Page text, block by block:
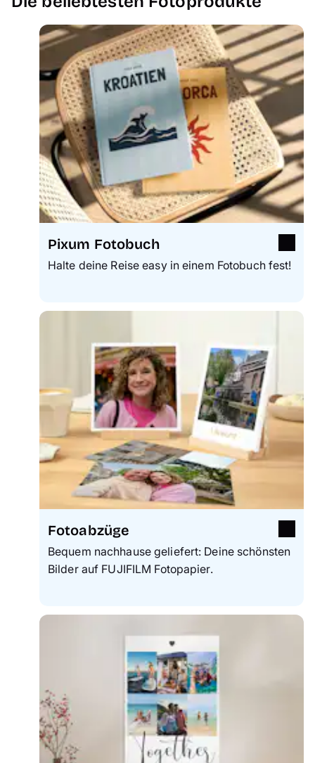
Pixum Fotobuch
Halte deine Reise easy in einem Fotobuch fest!
Fotoabzüge
Bequem nachhause geliefert: Deine schönsten
Bilder auf FUJIFILM Fotopapier.